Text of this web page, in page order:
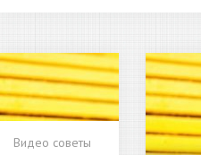
Видео советы